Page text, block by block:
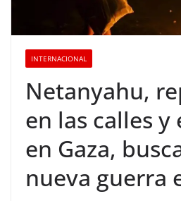
INTERNACIONAL
Netanyahu,
en las calles y
en Gaza,
nueva guerra